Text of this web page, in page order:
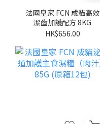
法國皇家 FCN 成貓高效
潔齒加護配方 8KG
HK$656.00